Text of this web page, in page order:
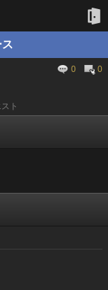
0 0
ト